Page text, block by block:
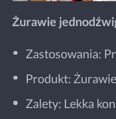
Żurawie
Zastosowania:
Produkt:
Zalety: Lekka